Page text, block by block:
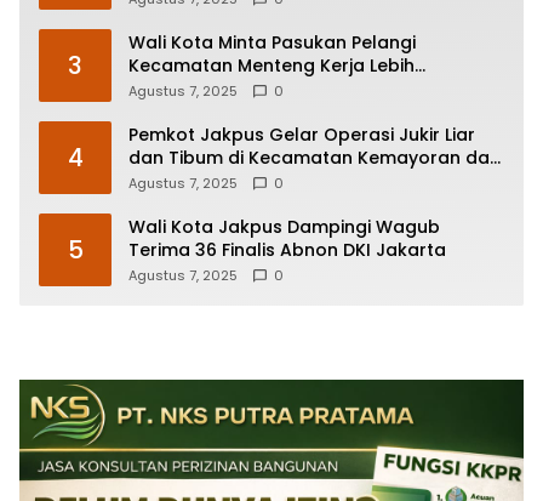
3
Wali Kota Minta Pasukan Pelangi
Kecamatan Menteng Kerja Lebih
Responsif
Agustus 7, 2025 0
4
Pemkot Jakpus Gelar Operasi Jukir Liar
dan Tibum di Kecamatan Kemayoran dan
Johar Baru
Agustus 7, 2025 0
5
Wali Kota Jakpus Dampingi Wagub
Terima 36 Finalis Abnon DKI Jakarta
Agustus 7, 2025 0